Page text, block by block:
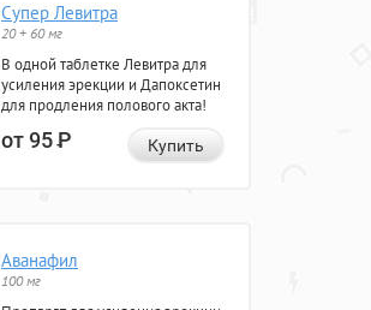
Супер Левитра
20 + 60 мг
В одной таблетке Левитра для
усиления эрекции и Дапоксетин
для продления полового акта!
от 95Р Купить
Аванафил
100 мг